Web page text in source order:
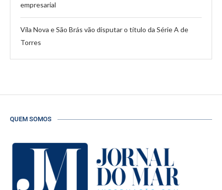
empresarial
Vila Nova e São Brás vão disputar o título da Série A de
Torres
QUEM SOMOS